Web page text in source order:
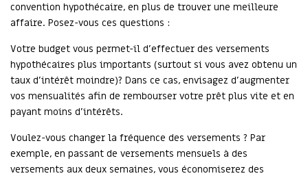
convention hypothécaire, en plus de trouver une meilleure
affaire. Posez-vous ces questions :
Votre budget vous permet-il d’effectuer des versements
hypothécaires plus importants (surtout si vous avez obtenu un
taux d’intérêt moindre)? Dans ce cas, envisagez d’augmenter
vos mensualités afin de rembourser votre prêt plus vite et en
payant moins d’intérêts.
Voulez-vous changer la fréquence des versements ? Par
exemple, en passant de versements mensuels à des
versements aux deux semaines, vous économiserez des